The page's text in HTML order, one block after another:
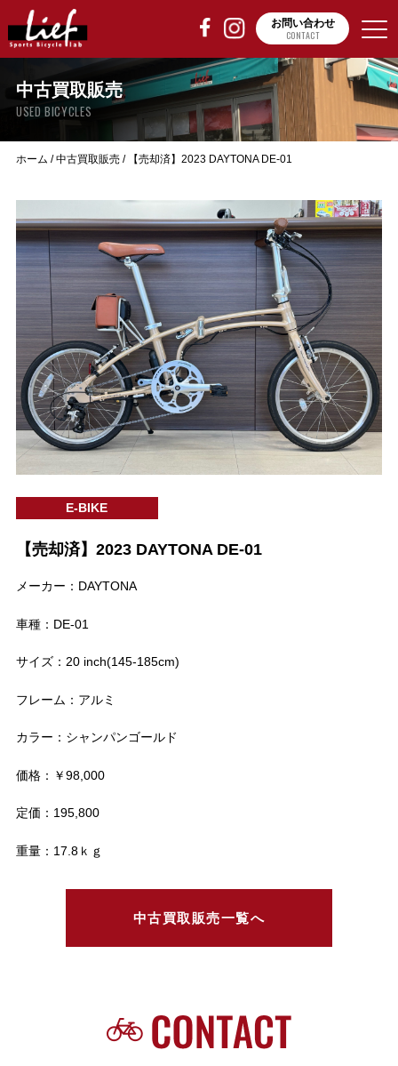
お問い合わせ
CONTACT
中古買取販売
USED BICYCLES
ホーム /中古買取販売/ 【売却済】2023 DAYTONA DE-01
E-BIKE
【売却済】2023 DAYTONA DE-01
メーカー：DAYTONA
車種：DE-01
サイズ：20 inch(145-185cm)
フレーム：アルミ
カラー：シャンパンゴールド
価格：￥98,000
定価：195,800
重量：17.8ｋｇ
中古買取販売一覧へ